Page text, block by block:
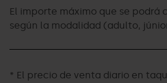
El importe máximo que se
según la modalidad (adulto,
* El precio de venta diario en